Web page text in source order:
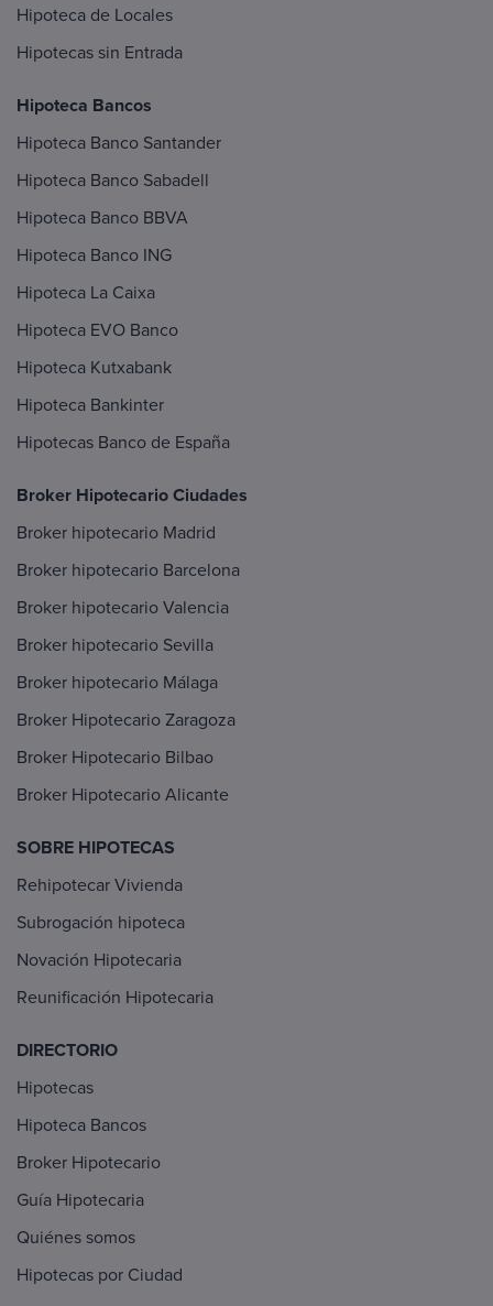
Hipoteca de Locales
Hipotecas sin Entrada
Hipoteca Bancos
Hipoteca Banco Santander
Hipoteca Banco Sabadell
Hipoteca Banco BBVA
Hipoteca Banco ING
Hipoteca La Caixa
Hipoteca EVO Banco
Hipoteca Kutxabank
Hipoteca Bankinter
Hipotecas Banco de España
Broker Hipotecario Ciudades
Broker hipotecario Madrid
Broker hipotecario Barcelona
Broker hipotecario Valencia
Broker hipotecario Sevilla
Broker hipotecario Málaga
Broker Hipotecario Zaragoza
Broker Hipotecario Bilbao
Broker Hipotecario Alicante
SOBRE HIPOTECAS
Rehipotecar Vivienda
Subrogación hipoteca
Novación Hipotecaria
Reunificación Hipotecaria
DIRECTORIO
Hipotecas
Hipoteca Bancos
Broker Hipotecario
Guía Hipotecaria
Quiénes somos
Hipotecas por Ciudad